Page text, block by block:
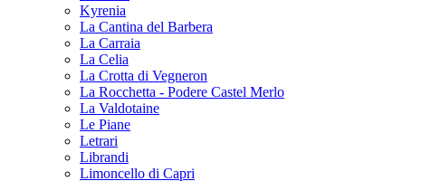
Kyrenia
La Cantina del Barbera
La Carraia
La Celia
La Crotta di Vegneron
La Rocchetta - Podere Castel Merlo
La Valdotaine
Le Piane
Letrari
Librandi
Limoncello di Capri